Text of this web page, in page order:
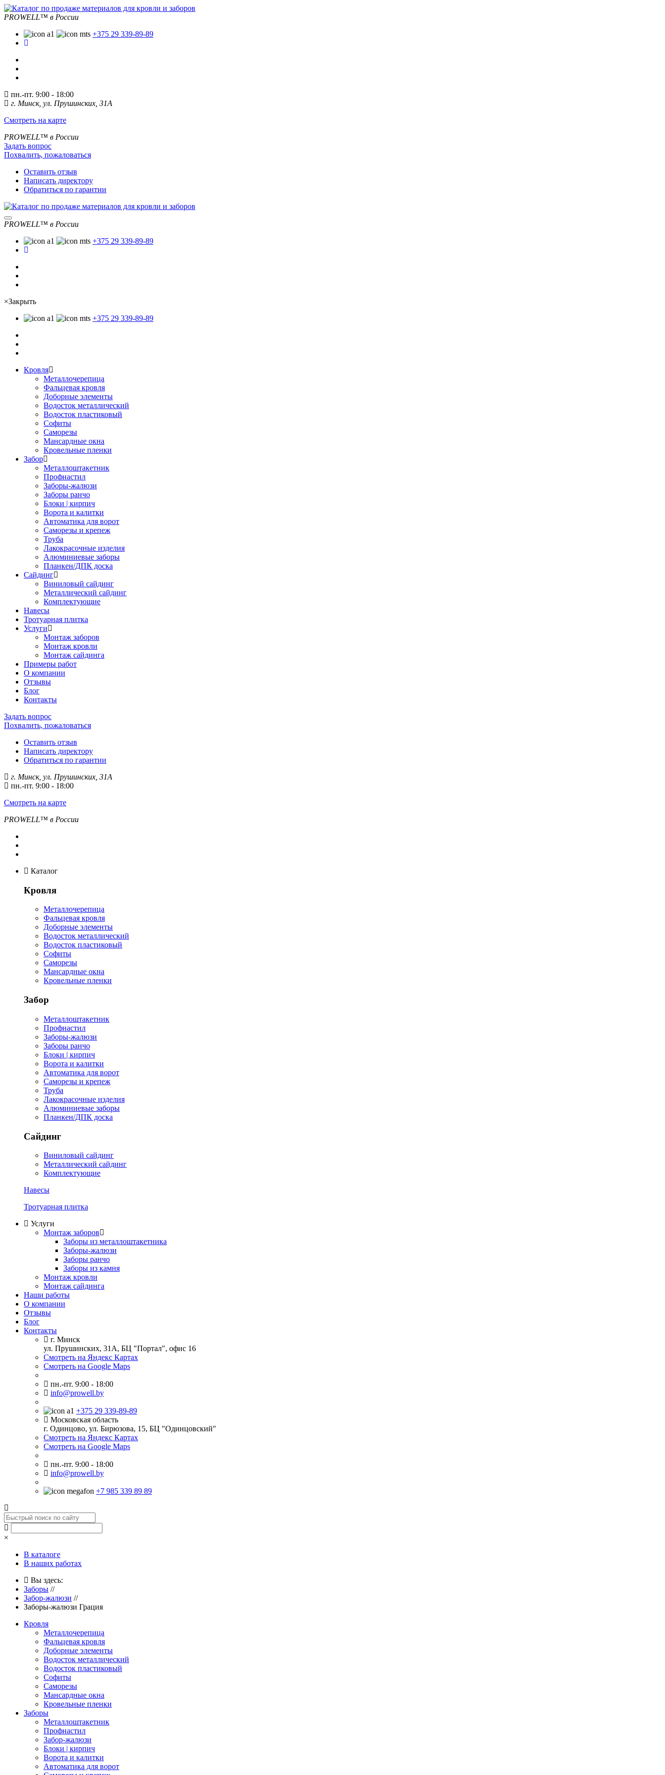
PROWELL™ в России
+375 29 339-89-89
пн.-пт. 9:00 - 18:00
г. Минск, ул. Прушинских, 31А
Смотреть на карте
PROWELL™ в России
Задать вопрос
Похвалить, пожаловаться
Оставить отзыв
Написать директору
Обратиться по гарантии
PROWELL™ в России
+375 29 339-89-89
×Закрыть
+375 29 339-89-89
Кровля
Металлочерепица
Фальцевая кровля
Доборные элементы
Водосток металлический
Водосток пластиковый
Софиты
Саморезы
Мансардные окна
Кровельные пленки
Забор
Металлоштакетник
Профнастил
Заборы-жалюзи
Заборы ранчо
Блоки | кирпич
Ворота и калитки
Автоматика для ворот
Саморезы и крепеж
Труба
Лакокрасочные изделия
Алюминиевые заборы
Планкен/ДПК доска
Сайдинг
Виниловый сайдинг
Металлический сайдинг
Комплектующие
Навесы
Тротуарная плитка
Услуги
Монтаж заборов
Монтаж кровли
Монтаж сайдинга
Примеры работ
О компании
Отзывы
Блог
Контакты
Задать вопрос
Похвалить, пожаловаться
Оставить отзыв
Написать директору
Обратиться по гарантии
г. Минск, ул. Прушинских, 31А
пн.-пт. 9:00 - 18:00
Смотреть на карте
PROWELL™ в России
Каталог
Кровля
Металлочерепица
Фальцевая кровля
Доборные элементы
Водосток металлический
Водосток пластиковый
Софиты
Саморезы
Мансардные окна
Кровельные пленки
Забор
Металлоштакетник
Профнастил
Заборы-жалюзи
Заборы ранчо
Блоки | кирпич
Ворота и калитки
Автоматика для ворот
Саморезы и крепеж
Труба
Лакокрасочные изделия
Алюминиевые заборы
Планкен/ДПК доска
Сайдинг
Виниловый сайдинг
Металлический сайдинг
Комплектующие
Навесы
Тротуарная плитка
Услуги
Монтаж заборов
Заборы из металлоштакетника
Заборы-жалюзи
Заборы ранчо
Заборы из камня
Монтаж кровли
Монтаж сайдинга
Наши работы
О компании
Отзывы
Блог
Контакты
г. Минск
ул. Прушинских, 31А, БЦ "Портал", офис 16
Смотреть на Яндекс Картах
Смотреть на Google Maps
пн.-пт. 9:00 - 18:00
info@prowell.by
+375 29 339-89-89
Московская область
г. Одинцово, ул. Бирюзова, 15, БЦ "Одинцовский"
Смотреть на Яндекс Картах
Смотреть на Google Maps
пн.-пт. 9:00 - 18:00
info@prowell.by
+7 985 339 89 89
×
В каталоге
В наших работах
Вы здесь:
Заборы //
Забор-жалюзи //
Заборы-жалюзи Грация
Кровля
Металлочерепица
Фальцевая кровля
Доборные элементы
Водосток металлический
Водосток пластиковый
Софиты
Саморезы
Мансардные окна
Кровельные пленки
Заборы
Металлоштакетник
Профнастил
Забор-жалюзи
Блоки | кирпич
Ворота и калитки
Автоматика для ворот